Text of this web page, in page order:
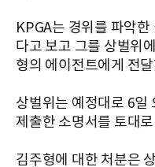
KPGA는 경위를 파악
다고 보고 그를 상벌위
형의 에이전트에게 전
상벌위는 예정대로 6일
제출한 소명서를 토대
김주형에 대한 처분은